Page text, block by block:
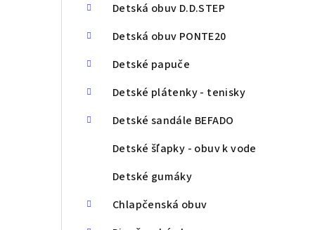
Detská obuv D.D.STEP
Detská obuv PONTE20
Detské papuče
Detské plátenky - tenisky
Detské sandále BEFADO
Detské šľapky - obuv k vode
Detské gumáky
Chlapčenská obuv